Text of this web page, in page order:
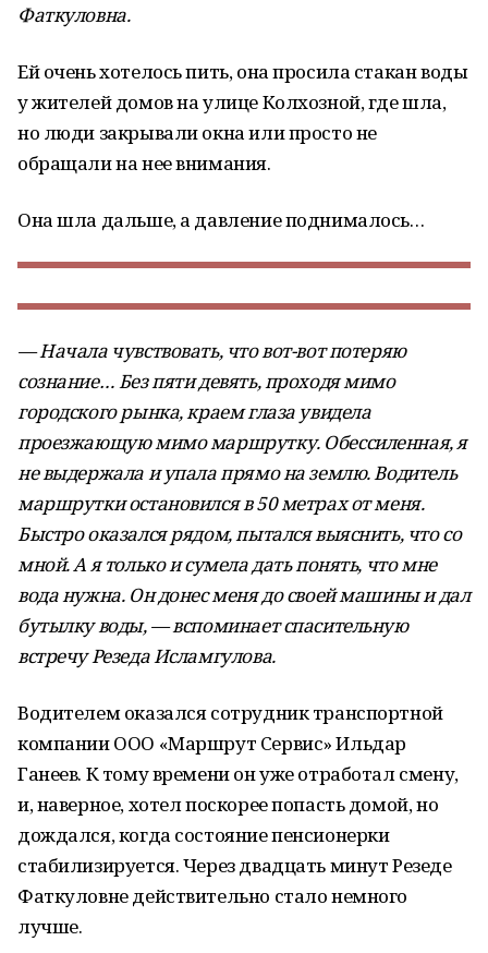
Фаткуловна.
Ей очень хотелось пить, она просила стакан воды
у жителей домов на улице Колхозной, где шла,
но люди закрывали окна или просто не
обращали на нее внимания.
Она шла дальше, а давление поднималось…
— Начала чувствовать, что вот-вот потеряю
сознание… Без пяти девять, проходя мимо
городского рынка, краем глаза увидела
проезжающую мимо маршрутку. Обессиленная, я
не выдержала и упала прямо на землю. Водитель
маршрутки остановился в 50 метрах от меня.
Быстро оказался рядом, пытался выяснить, что со
мной. А я только и сумела дать понять, что мне
вода нужна. Он донес меня до своей машины и дал
бутылку воды, — вспоминает спасительную
встречу Резеда Исламгулова.
Водителем оказался сотрудник транспортной
компании ООО «Маршрут Сервис» Ильдар
Ганеев. К тому времени он уже отработал смену,
и, наверное, хотел поскорее попасть домой, но
дождался, когда состояние пенсионерки
стабилизируется. Через двадцать минут Резеде
Фаткуловне действительно стало немного
лучше.